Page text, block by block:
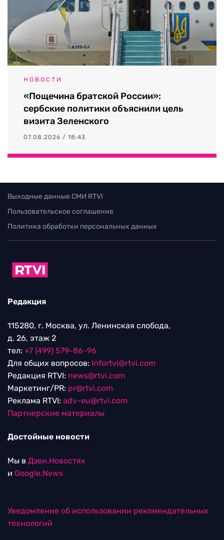
НОВОСТИ
«Пощечина братской России»:
сербские политики объяснили цель
визита Зеленского
07.08.2026 / 18:43
Выходные данные СМИ RTVI
Пользовательское соглашение
Политика обработки персональных данных
Редакция
115280, г. Москва, ул. Ленинская слобода,
д. 26, этаж 2
тел: +7 (499) 579-86-96
Для общих вопросов: Infortvi@rtvi.com
Редакция RTVI: news@rtvi.com
Маркетинг/PR: pr@rtvi.com
Реклама RTVI: adv-eu@rtvi.com
Партнерские материалы
Достойные новости
Мы в Дзен.Новостях
и Google.News
Уведомление об использовании рекомендательных
технологий